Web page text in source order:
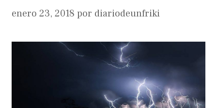
enero 23, 2018 por diariodeunfriki